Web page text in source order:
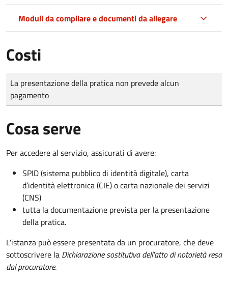
Moduli da compilare e documenti da allegare
Costi
Tipo di pagamento
Importo
La presentazione della pratica non prevede alcun
pagamento
Cosa serve
Per accedere al servizio, assicurati di avere:
SPID (sistema pubblico di identità digitale), carta
d’identità elettronica (CIE) o carta nazionale dei servizi
(CNS)
tutta la documentazione prevista per la presentazione
della pratica.
L'istanza può essere presentata da un procuratore, che deve
sottoscrivere la Dichiarazione sostitutiva dell'atto di notorietà resa
dal procuratore.